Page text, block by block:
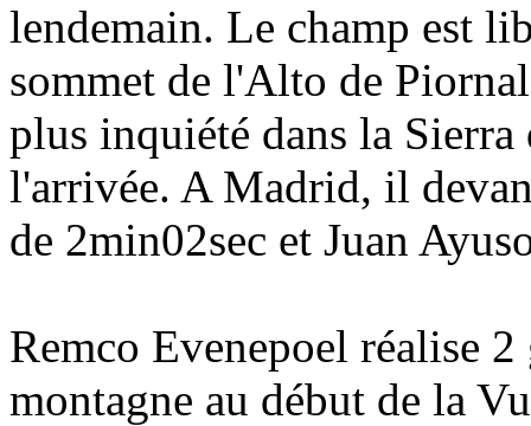
lendemain. Le champ est
sommet de l'Alto de
plus inquiété dans la
l'arrivée. A Madrid, il
de 2min02sec et Juan
Remco Evenepoel réalise
montagne au début de la